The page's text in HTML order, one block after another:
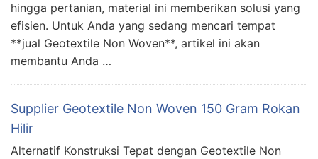
hingga pertanian, material ini memberikan solusi yang
efisien. Untuk Anda yang sedang mencari tempat
**jual Geotextile Non Woven**, artikel ini akan
membantu Anda …
Supplier Geotextile Non Woven 150 Gram Rokan
Hilir
Alternatif Konstruksi Tepat dengan Geotextile Non